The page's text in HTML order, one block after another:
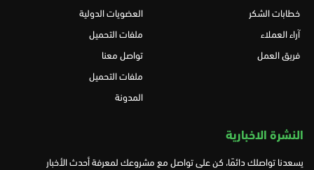
خطابات الشكر
آراء العملاء
فريق العمل
العضويات الدولية
ملفات التحميل
تواصل معنا
ملفات التحميل
المدونة
النشرة الاخبارية
يسعدنا تواصلك دائمًا، كن على تواصل مع مشروعك لمعرفة أحدث الأخبار